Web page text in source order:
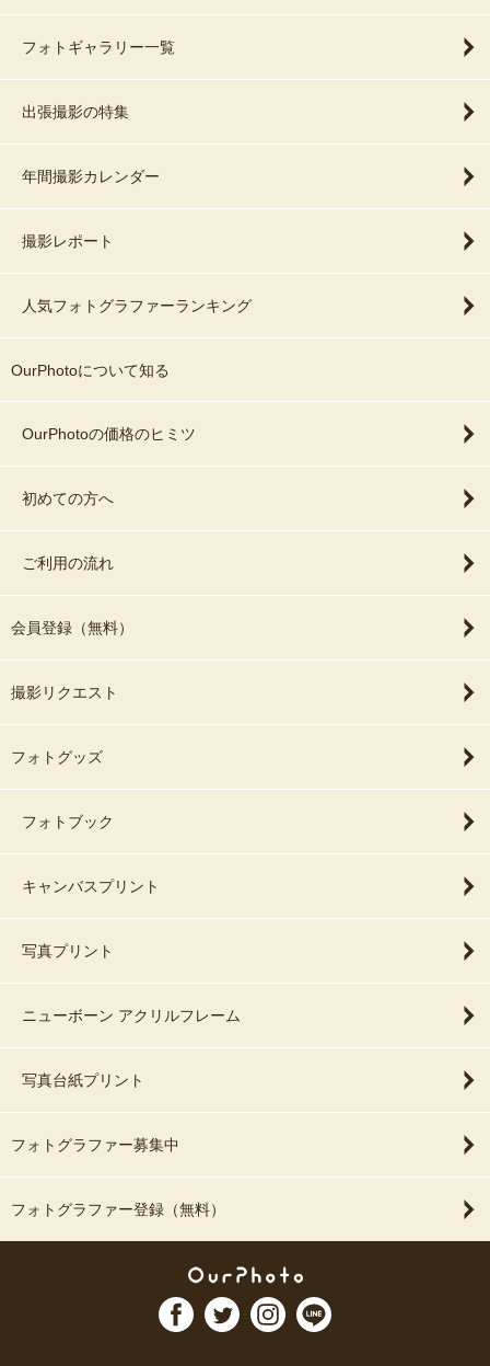
フォトギャラリー一覧
出張撮影の特集
年間撮影カレンダー
撮影レポート
人気フォトグラファーランキング
OurPhotoについて知る
OurPhotoの価格のヒミツ
初めての方へ
ご利用の流れ
会員登録（無料）
撮影リクエスト
フォトグッズ
フォトブック
キャンバスプリント
写真プリント
ニューボーン アクリルフレーム
写真台紙プリント
フォトグラファー募集中
フォトグラファー登録（無料）